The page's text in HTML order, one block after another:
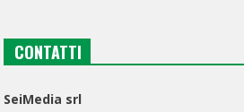
CONTATTI
SeiMedia srl